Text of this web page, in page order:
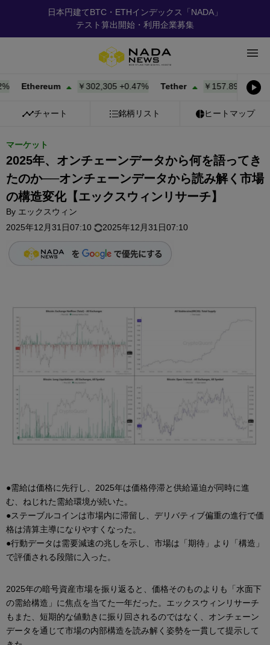
日本円建てBTC・ETHインデックス「NADA」
テスト算出開始・利用企業募集
Ethereum ￥302,305 +0.47% Tether ￥157.89+ 0.02%
チャート 銘柄リスト ヒートマップ
マーケット
2025年、オンチェーンデータから何を語ってき
たのか──オンチェーンデータから読み解く市場
の構造変化【エックスウィンリサーチ】
By エックスウィン
2025年12月31日07:10
2025年12月31日07:10
●需給は価格に先行し、2025年は価格停滞と供給逼迫が同時に進
む、ねじれた需給環境が続いた。
●ステーブルコインは市場内に滞留し、デリバティブ偏重の進行で価
格は清算主導になりやすくなった。
●行動データは需要減速の兆しを示し、市場は「期待」より「構造」
で評価される段階に入った。
2025年の暗号資産市場を振り返ると、価格そのものよりも「水面下
の需給構造」に焦点を当てた一年だった。エックスウィンリサーチ
もまた、短期的な値動きに振り回されるのではなく、オンチェーン
データを通じて市場の内部構造を読み解く姿勢を一貫して提示して